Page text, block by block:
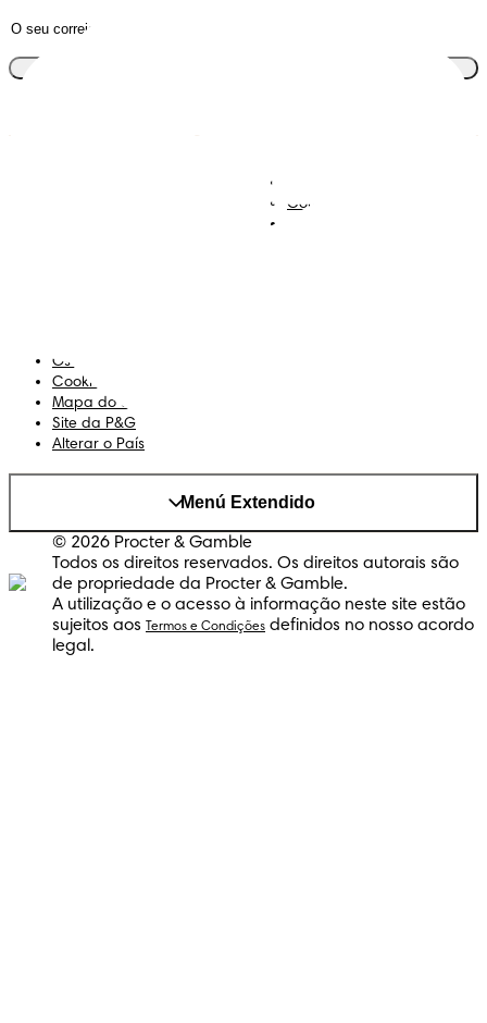
Contacta-nos
Os Meus Dados
Cookies
Mapa do Site
Site da P&G
Alterar o País
Menú Extendido
© 2026 Procter & Gamble
Todos os direitos reservados. Os direitos autorais são
de propriedade da Procter & Gamble.
A utilização e o acesso à informação neste site estão
sujeitos aos
Termos e Condições definidos no nosso acordo
legal.